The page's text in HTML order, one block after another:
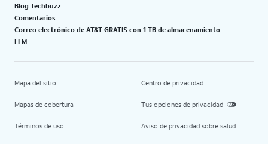
Blog Techbuzz
Comentarios
Correo electrónico de AT&T GRATIS con 1 TB de almacenamiento
LLM
Mapa del sitio
Mapas de cobertura
Términos de uso
Centro de privacidad
Tus opciones de privacidad
Aviso de privacidad sobre salud